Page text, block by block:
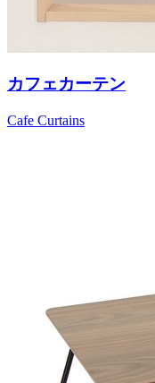
カフェカーテン
Cafe Curtains